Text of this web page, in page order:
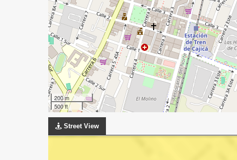
200 m
500 ft
Street View